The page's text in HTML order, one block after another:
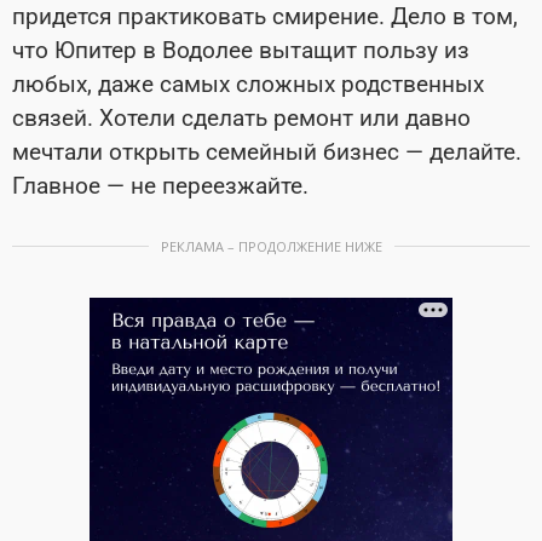
придется практиковать смирение. Дело в том,
что Юпитер в Водолее вытащит пользу из
любых, даже самых сложных родственных
связей. Хотели сделать ремонт или давно
мечтали открыть семейный бизнес — делайте.
Главное — не переезжайте.
РЕКЛАМА – ПРОДОЛЖЕНИЕ НИЖЕ